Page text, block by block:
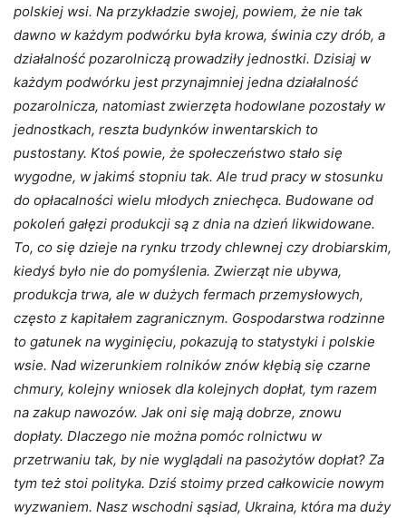
polskiej wsi. Na przykładzie swojej, powiem, że nie tak
dawno w każdym podwórku była krowa, świnia czy drób, a
działalność pozarolniczą prowadziły jednostki. Dzisiaj w
każdym podwórku jest przynajmniej jedna działalność
pozarolnicza, natomiast zwierzęta hodowlane pozostały w
jednostkach, reszta budynków inwentarskich to
pustostany. Ktoś powie, że społeczeństwo stało się
wygodne, w jakimś stopniu tak. Ale trud pracy w stosunku
do opłacalności wielu młodych zniechęca. Budowane od
pokoleń gałęzi produkcji są z dnia na dzień likwidowane.
To, co się dzieje na rynku trzody chlewnej czy drobiarskim,
kiedyś było nie do pomyślenia. Zwierząt nie ubywa,
produkcja trwa, ale w dużych fermach przemysłowych,
często z kapitałem zagranicznym. Gospodarstwa rodzinne
to gatunek na wyginięciu, pokazują to statystyki i polskie
wsie. Nad wizerunkiem rolników znów kłębią się czarne
chmury, kolejny wniosek dla kolejnych dopłat, tym razem
na zakup nawozów. Jak oni się mają dobrze, znowu
dopłaty. Dlaczego nie można pomóc rolnictwu w
przetrwaniu tak, by nie wyglądali na pasożytów dopłat? Za
tym też stoi polityka. Dziś stoimy przed całkowicie nowym
wyzwaniem. Nasz wschodni sąsiad, Ukraina, która ma duży